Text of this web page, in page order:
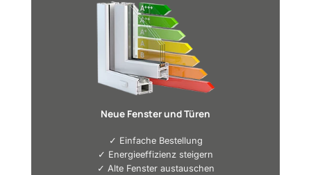
Neue Fenster und Türen
✓ Einfache Bestellung
✓ Energieeffizienz steigern
✓ Alte Fenster austauschen